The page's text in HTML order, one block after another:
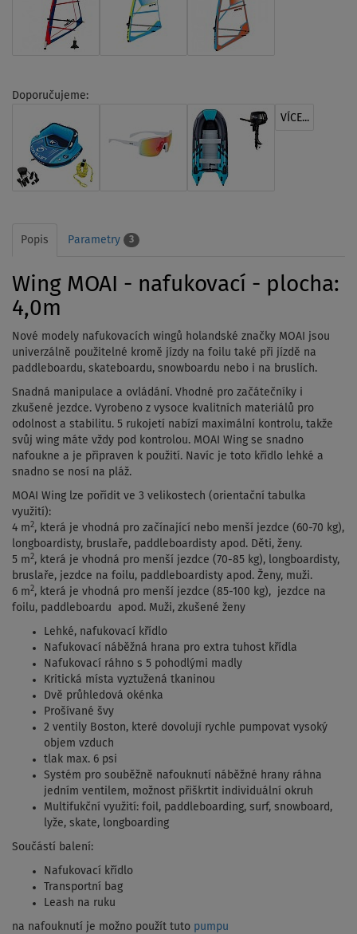
Doporučujeme:
VÍCE...
Popis Parametry 3
Wing MOAI - nafukovací - plocha:
4,0m
Nové modely nafukovacích wingů holandské značky MOAI jsou
univerzálně použitelné kromě jízdy na foilu také při jízdě na
paddleboardu, skateboardu, snowboardu nebo i na bruslích.
Snadná manipulace a ovládání. Vhodné pro začátečníky i
zkušené jezdce. Vyrobeno z vysoce kvalitních materiálů pro
odolnost a stabilitu. 5 rukojetí nabízí maximální kontrolu, takže
svůj wing máte vždy pod kontrolou. MOAI Wing se snadno
nafoukne a je připraven k použití. Navíc je toto křídlo lehké a
snadno se nosí na pláž.
MOAI Wing lze pořídit ve 3 velikostech (orientační tabulka
využití):
4 m2, která je vhodná pro začínající nebo menší jezdce (60-70 kg),
longboardisty, bruslaře, paddleboardisty apod. Děti, ženy.
5 m2, která je vhodná pro menší jezdce (70-85 kg), longboardisty,
bruslaře, jezdce na foilu, paddleboardisty apod. Ženy, muži.
6 m2, která je vhodná pro menší jezdce (85-100 kg), jezdce na
foilu, paddleboardu apod. Muži, zkušené ženy
Lehké, nafukovací křídlo
Nafukovací náběžná hrana pro extra tuhost křídla
Nafukovací ráhno s 5 pohodlými madly
Kritická místa vyztužená tkaninou
Dvě průhledová okénka
Prošívané švy
2 ventily Boston, které dovolují rychle pumpovat vysoký
objem vzduch
tlak max. 6 psi
Systém pro souběžně nafouknutí náběžné hrany ráhna
jedním ventilem, možnost přiškrtit individuální okruh
Multifukční využití: foil, paddleboarding, surf, snowboard,
lyže, skate, longboarding
Součástí balení:
Nafukovací křídlo
Transportní bag
Leash na ruku
na nafouknutí je možno použít tuto pumpu